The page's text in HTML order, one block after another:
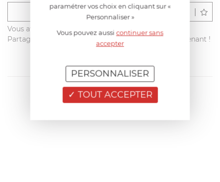
Vous avez acheté ce produit sur francisbatt.com ?
Partagez votre avis avec les autres clients dès maintenant !
paramétrer vos choix en cliquant sur «
Personnaliser »
Vous pouvez aussicontinuer sans
accepter
TOUT ACCEPTER
PERSONNALISER